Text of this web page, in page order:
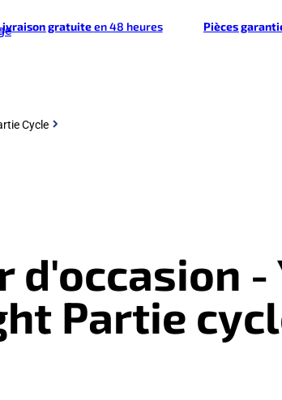
gratuiteen 48 heures Pièces
Cycle
d'occasion -
Partie